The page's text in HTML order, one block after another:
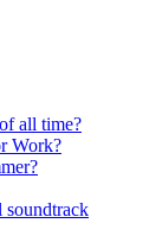
all time?
Work?